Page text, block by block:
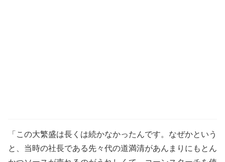
「この大繁盛は長くは続かなかったんです。なぜかという
と、当時の社長である先々代の道満清があんまりにもとん